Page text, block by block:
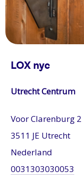
LOX nyc
Utrecht Centrum
Voor Clarenburg 2
3511 JE Utrecht
Nederland
0031303030053